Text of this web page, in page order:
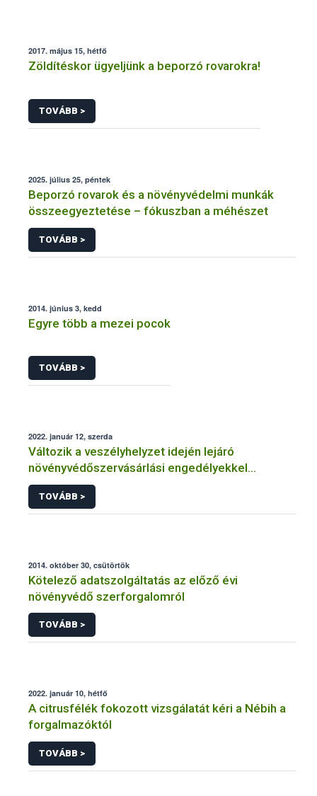
2017. május 15, hétfő
Zöldítéskor ügyeljünk a beporzó rovarokra!
TOVÁBB >
2025. július 25, péntek
Beporzó rovarok és a növényvédelmi munkák
összeegyeztetése – fókuszban a méhészet
TOVÁBB >
2014. június 3, kedd
Egyre több a mezei pocok
TOVÁBB >
2022. január 12, szerda
Változik a veszélyhelyzet idején lejáró
növényvédőszervásárlási engedélyekkel
kapcsolatos szabályozás
TOVÁBB >
2014. október 30, csütörtök
Kötelező adatszolgáltatás az előző évi
növényvédő szerforgalomról
TOVÁBB >
2022. január 10, hétfő
A citrusfélék fokozott vizsgálatát kéri a Nébih a
forgalmazóktól
TOVÁBB >